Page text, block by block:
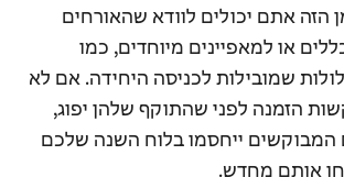
הזה אתם יכולים לוודא שהאורחים
או למאפיינים מיוחדים, כמו
שמובילות לכניסה היחידה. אם לא
הזמנה לפני שהתוקף שלהן יפוג,
המבוקשים ייחסמו בלוח השנה שלכם
אותם מחדש.